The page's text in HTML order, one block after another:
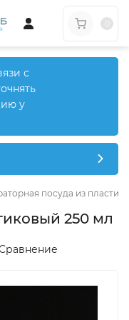
с
у
посуда из пластика
250 мл